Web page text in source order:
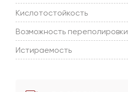
Кислотостойкость
Возможность переполировки
Истираемость